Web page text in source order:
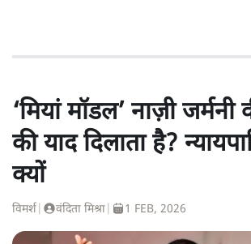
‘मियां मॉडल’ नाज़ी जर्मनी
की याद दिलाता है?
क्यों
विमर्श वंदिता मिश्रा 1 FEB, 2026